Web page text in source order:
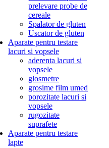
prelevare probe de
cereale
Spalator de gluten
Uscator de gluten
Aparate pentru testare
lacuri si vopsele
aderenta lacuri si
vopsele
glosmetre
grosime film umed
porozitate lacuri si
vopsele
rugozitate
suprafete
Aparate pentru testare
lapte